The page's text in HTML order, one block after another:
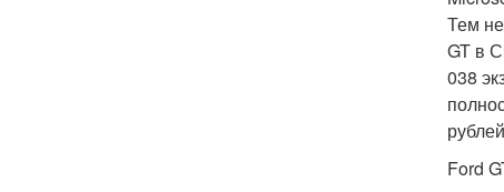
Тем
GT в
038
Ford